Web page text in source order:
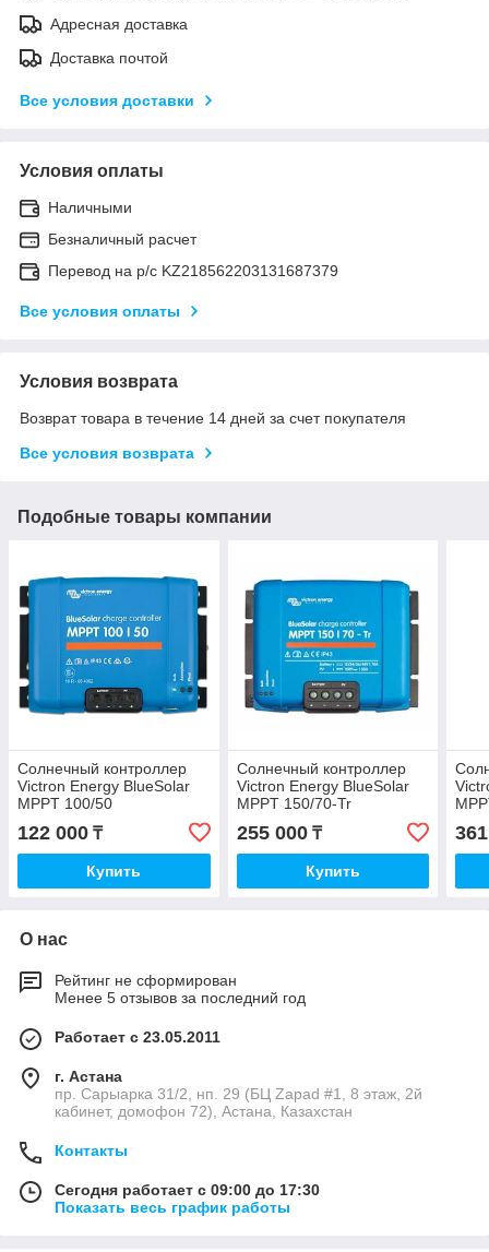
Адресная доставка
Доставка почтой
Все условия доставки
Условия оплаты
Наличными
Безналичный расчет
Перевод на р/с KZ218562203131687379
Все условия оплаты
Условия возврата
Возврат товара в течение 14 дней за счет покупателя
Все условия возврата
Подобные товары компании
Солнечный контроллер
Victron Energy BlueSolar
MPPT 100/50
122 000 ₸
Купить
Солнечный контроллер
Victron Energy BlueSolar
MPPT 150/70-Tr
255 000₸
Купить
О нас
Рейтинг не сформирован
Менее 5 отзывов за последний год
Работает с 23.05.2011
г. Астана
пр. Сарыарка 31/2, нп. 29 (БЦ Zapad #1, 8 этаж, 2й
кабинет, домофон 72), Астана, Казахстан
Контакты
Сегодня работает с 09:00 до 17:30
Показать весь график работы